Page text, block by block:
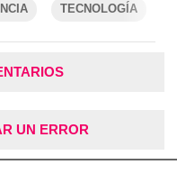
TECNOLOGÍA
UN ERROR